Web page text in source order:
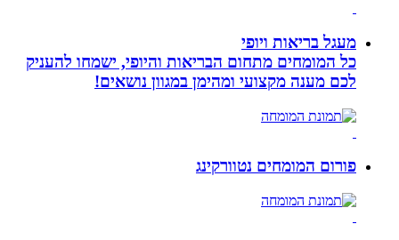
מעגל בריאות ויופי
כל המומחים מתחום הבריאות והיופי, ישמחו להעניק
לכם מענה מקצועי ומהימן במגוון נושאים!
פורום המומחים נטוורקינג